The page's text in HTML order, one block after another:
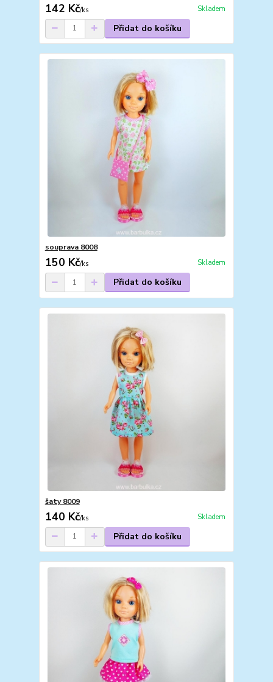
142 Kč/ks Skladem
Přidat do košíku
souprava 8008
150 Kč/ks Skladem
Přidat do košíku
šaty 8009
140 Kč/ks Skladem
Přidat do košíku